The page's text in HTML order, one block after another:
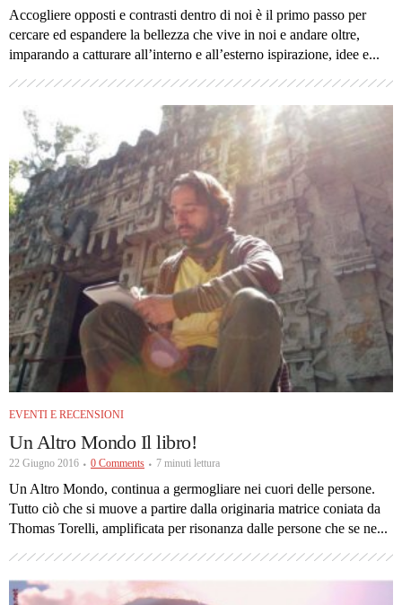
Accogliere opposti e contrasti dentro di noi è il primo passo per
cercare ed espandere la bellezza che vive in noi e andare oltre,
imparando a catturare all’interno e all’esterno ispirazione, idee e...
EVENTI E RECENSIONI
Un Altro Mondo Il libro!
22 Giugno 2016 0 Comments 7 minuti lettura
Un Altro Mondo, continua a germogliare nei cuori delle persone.
Tutto ciò che si muove a partire dalla originaria matrice coniata da
Thomas Torelli, amplificata per risonanza dalle persone che se ne...